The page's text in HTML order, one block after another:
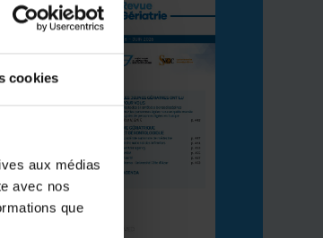
cookies
aux médias
avec nos
que